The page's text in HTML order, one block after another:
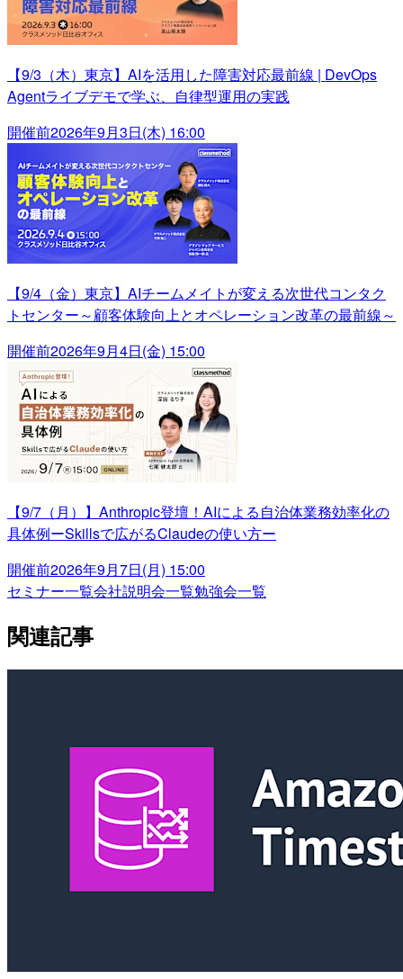
【9/3（木）東京】AIを活用した障害対応最前線 | DevOps
Agentライブデモで学ぶ、自律型運用の実践
開催前2026年9月3日(木) 16:00
【9/4（金）東京】AIチームメイトが変える次世代コンタク
トセンター～顧客体験向上とオペレーション改革の最前線～
開催前2026年9月4日(金) 15:00
【9/7（月）】Anthropic登壇！AIによる自治体業務効率化の
具体例ーSkillsで広がるClaudeの使い方ー
開催前2026年9月7日(月) 15:00
セミナー一覧会社説明会一覧勉強会一覧
関連記事